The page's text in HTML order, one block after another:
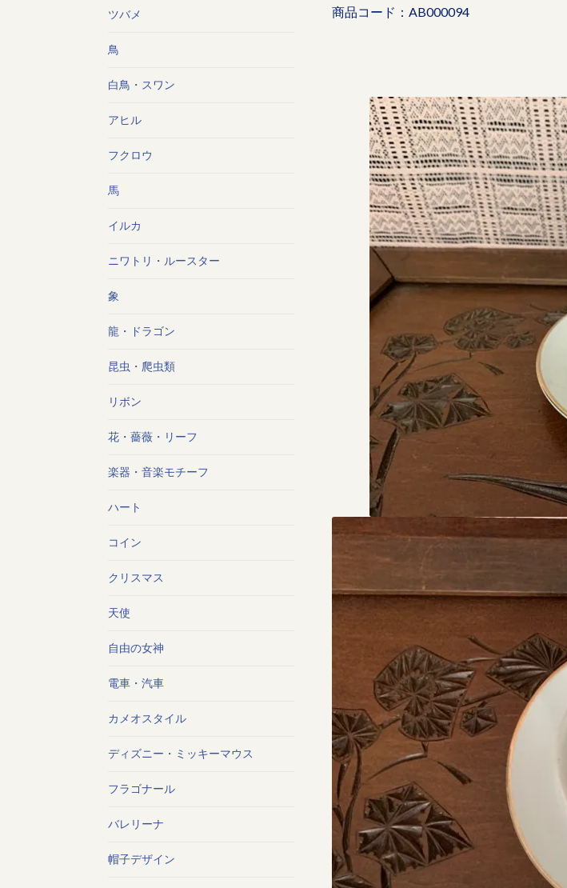
商品コード：AB000094
ツバメ
鳥
白鳥・スワン
アヒル
フクロウ
馬
イルカ
ニワトリ・ルースター
象
龍・ドラゴン
昆虫・爬虫類
リボン
花・薔薇・リーフ
楽器・音楽モチーフ
ハート
コイン
クリスマス
天使
自由の女神
電車・汽車
カメオスタイル
ディズニー・ミッキーマウス
フラゴナール
バレリーナ
帽子デザイン